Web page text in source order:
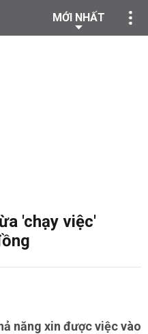
MỚI NHẤT
'chạy việc'
năng xin được việc vào